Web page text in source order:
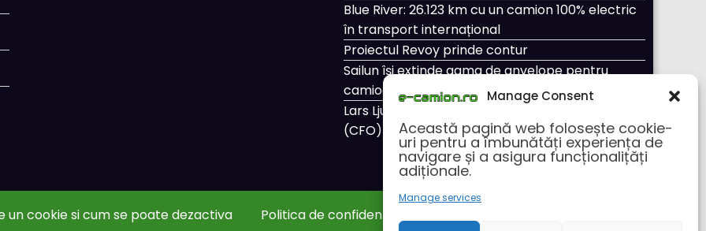
Manage Consent
Această pagină web folosește cookie-
uri pentru a îmbunătăți experiența de
navigare și a asigura funcționalițăți
adiționale.
Manage services
Blue River: 26.123 km cu un camion 100% electric
în transport internațional
Proiectul Revoy prinde contur
Sailun își extinde gama de anvelope pentru
camioane
Lars Ljungström a fost numit director general
(CFO) pentru cellcentric
un cookie si cum se poate dezactiva Politica de confidentialitate